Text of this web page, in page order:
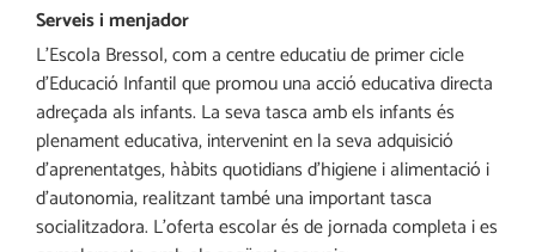
Serveis i menjador
L’Escola Bressol, com a centre educatiu de primer cicle
d’Educació Infantil que promou una acció educativa directa
adreçada als infants. La seva tasca amb els infants és
plenament educativa, intervenint en la seva adquisició
d’aprenentatges, hàbits quotidians d’higiene i alimentació i
d’autonomia, realitzant també una important tasca
socialitzadora. L’oferta escolar és de jornada completa i es